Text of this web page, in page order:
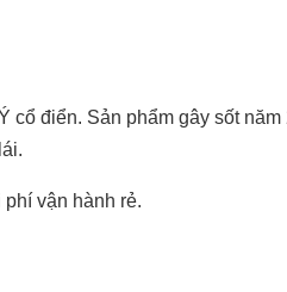
cổ điển. Sản phẩm gây sốt
vận hành rẻ.